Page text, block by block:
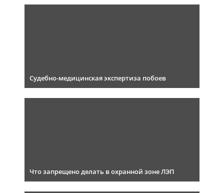
Судебно-медицинская экспертиза побоев
Что запрещено делать в охранной зоне ЛЭП